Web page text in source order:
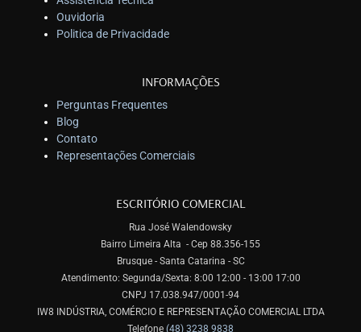
Ouvidoria
Politica de Privacidade
INFORMAÇÕES
Perguntas Frequentes
Blog
Contato
Representações Comerciais
ESCRITÓRIO COMERCIAL
Rua José Walendowsky
Bairro Limeira Alta - Cep 88.356-155
Brusque - Santa Catarina - SC
Atendimento: Segunda/Sexta: 8:00 12:00 - 13:00 17:00
CNPJ 17.038.947/0001-94
IW8 INDÚSTRIA, COMÉRCIO E REPRESENTAÇÃO COMERCIAL LTDA
Telefone (48) 3238 9838